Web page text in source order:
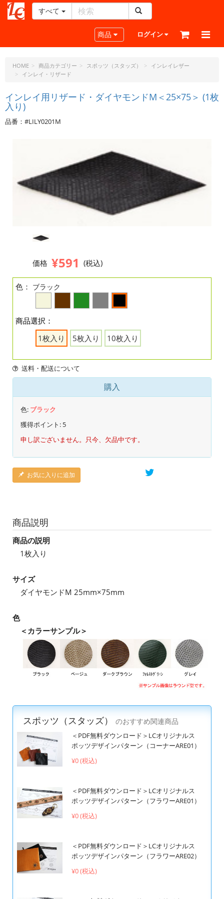
ー
ラ
フ
ド
ッ
ト・
すべて
Toggle navigation
商品 ログイン
HOME 商品カテゴリー スポッツ（スタッズ）
インレイレザー
インレイ・リザード
インレイ用リザード・ダイヤモンドM＜25×75＞ (1枚
入り)
品番：#LILY0201M
価格 ¥591 (税込)
色： ブラック
商品選択：
1枚入り
5枚入り 10枚入り
送料・配送について
購入
色: ブラック
獲得ポイント: 5
申し訳ございません。只今、欠品中です。
お気に入りに追加
商品説明
商品の説明
1枚入り
サイズ
ダイヤモンドM 25mm×75mm
色
＜カラーサンプル＞
スポッツ（スタッズ）
のおすすめ関連商品
＜PDF無料ダウンロード＞LCオリジナルス
ポッツデザインパターン（コーナーARE01）
¥0 (税込)
＜PDF無料ダウンロード＞LCオリジナルス
ポッツデザインパターン（フラワーARE01）
¥0 (税込)
＜PDF無料ダウンロード＞LCオリジナルス
ポッツデザインパターン（フラワーARE02）
¥0 (税込)